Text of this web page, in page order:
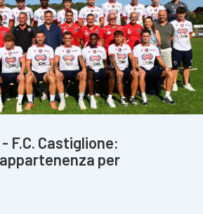
F.C. Castiglione:
per